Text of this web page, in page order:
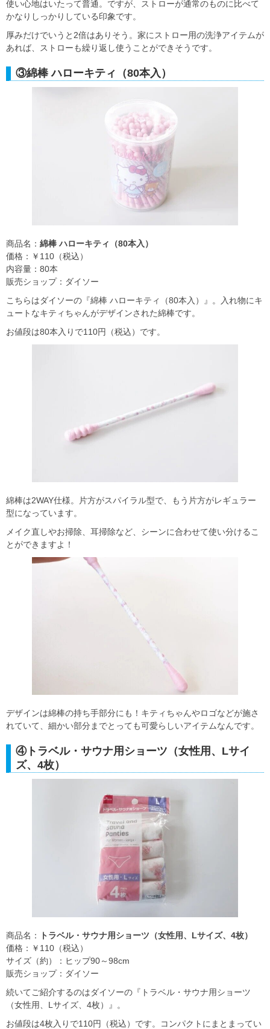
使い心地はいたって普通。ですが、ストローが通常のものに比べて
かなりしっかりしている印象です。
厚みだけでいうと2倍はありそう。家にストロー用の洗浄アイテムが
あれば、ストローも繰り返し使うことができそうです。
③綿棒 ハローキティ（80本入）
商品名： 綿棒 ハローキティ（80本入）
価格：￥110（税込）
内容量：80本
販売ショップ：ダイソー
こちらはダイソーの『綿棒 ハローキティ（80本入）』。入れ物にキ
ュートなキティちゃんがデザインされた綿棒です。
お値段は80本入りで110円（税込）です。
綿棒は2WAY仕様。片方がスパイラル型で、もう片方がレギュラー
型になっています。
メイク直しやお掃除、耳掃除など、シーンに合わせて使い分けるこ
とができますよ！
デザインは綿棒の持ち手部分にも！キティちゃんやロゴなどが施さ
れていて、細かい部分までとっても可愛らしいアイテムなんです。
④トラベル・サウナ用ショーツ（女性用、Lサイ
ズ、4枚）
商品名：
トラベル・サウナ用ショーツ（女性用、Lサイズ、4枚）
価格：￥110（税込）
サイズ（約）：ヒップ90～98cm
販売ショップ：ダイソー
続いてご紹介するのはダイソーの『トラベル・サウナ用ショーツ
（女性用、Lサイズ、4枚）』。
お値段は4枚入りで110円（税込）です。コンパクトにまとまってい